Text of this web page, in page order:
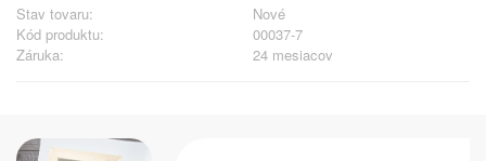
Stav tovaru:
Nové
Kód produktu:
00037-7
Záruka:
24 mesiacov